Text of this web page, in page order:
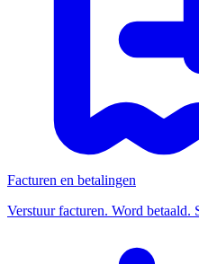
Facturen en betalingen
Verstuur facturen. Word betaald.